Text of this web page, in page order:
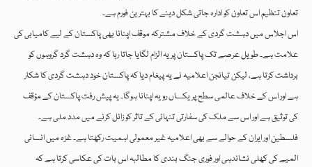
تعاون تنظیم اس تعاون کو ادارہ جاتی شکل دینے کا بہترین فورم ہے۔
اس اجلاس میں دہشت گردی کے خلاف مشترکہ موقف اپنانا بھی پاکستان کے لیے کامیابی کی
علامت ہے۔ طویل عرصے تک پاکستان پر یہ الزام لگایا جاتا رہا کہ وہ دہشت گرد گروہوں کو
برداشت کرتا ہے، لیکن تیانجن اعلامیہ نے یہ پیغام دیا کہ پاکستان خود دہشت گردی کا شکار
ہے اور اس کے خلاف عالمی سطح پر یکساں رویہ اپنانا ہوگا۔ یہ پیش رفت پاکستان کے مؤقف
کی توثیق ہے اور اس سے ملک کی سفارتی تنہائی کے تاثر کو زائل کرنے میں مدد ملی ہے۔
فلسطین اور ایران کے حوالے سے بھی اعلامیہ غیر معمولی اہمیت رکھتا ہے۔ غزہ میں انسانی
المیے کی کھلی نشاندہی اور فوری جنگ بندی کا مطالبہ اس بات کی عکاسی کرتا ہے کہ